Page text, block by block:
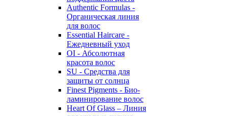
Authentic Formulas -
Органическая линия
для волос
Essential Haircare -
Eжедневный уход
OI - Абсолютная
красота волос
SU - Средства для
защиты от солнца
Finest Pigments - Био-
ламинирование волос
Heart Of Glass – Линия